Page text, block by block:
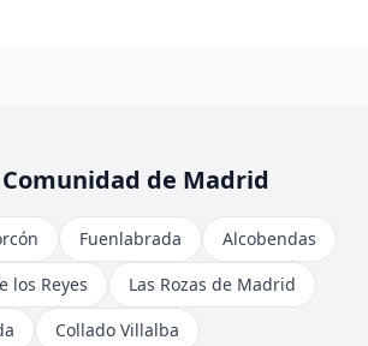
de Madrid
Fuenlabrada
Alcobendas
los Reyes
Las Rozas de Madrid
Collado Villalba